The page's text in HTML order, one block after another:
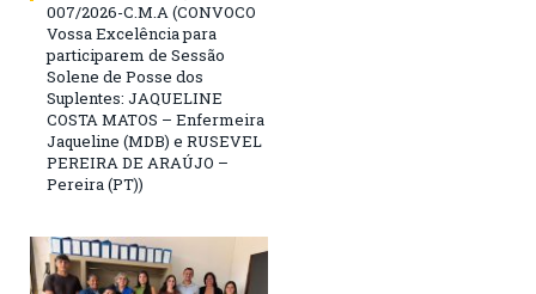
007/2026-C.M.A (CONVOCO
Vossa Excelência para
participarem de Sessão
Solene de Posse dos
Suplentes: JAQUELINE
COSTA MATOS – Enfermeira
Jaqueline (MDB) e RUSEVEL
PEREIRA DE ARAÚJO –
Pereira (PT))